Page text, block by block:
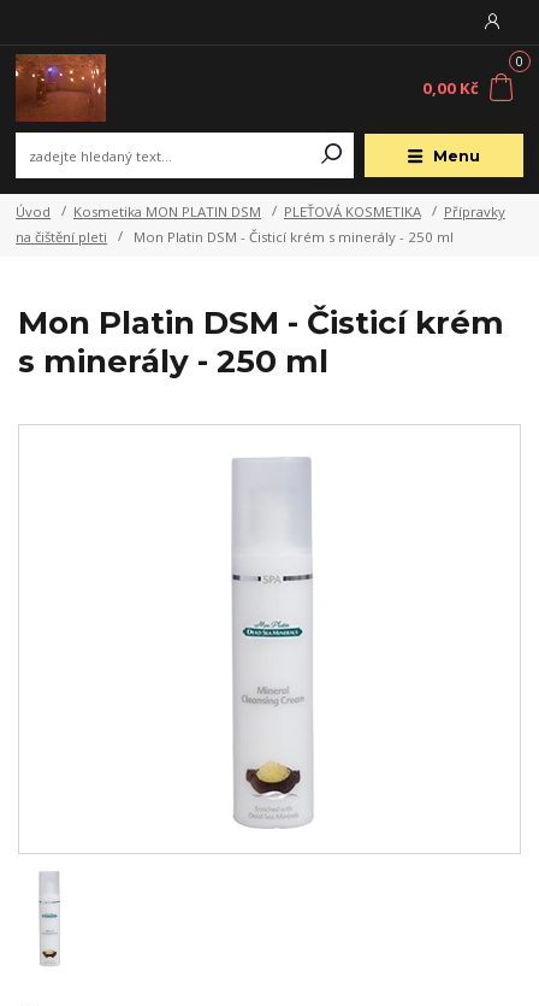
Menu
0
0,00 Kč
Úvod Kosmetika MON PLATIN DSM PLEŤOVÁ KOSMETIKA
Přípravky
na čištění pleti
Mon Platin DSM - Čisticí krém s minerály - 250 ml
Mon Platin DSM - Čisticí krém
s minerály - 250 ml